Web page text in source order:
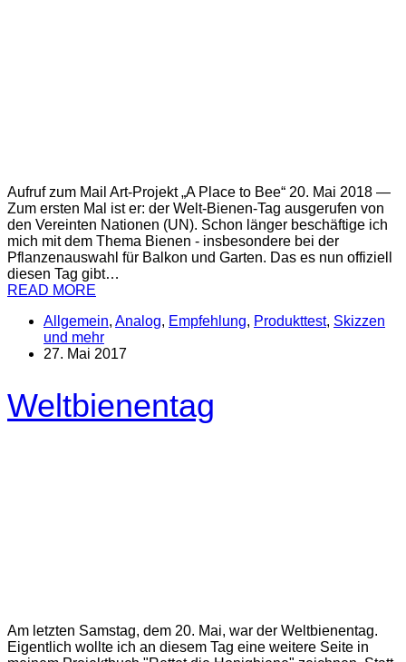
Aufruf zum Mail Art-Projekt „A Place to Bee“ 20. Mai 2018 —
Zum ersten Mal ist er: der Welt-Bienen-Tag ausgerufen von
den Vereinten Nationen (UN). Schon länger beschäftige ich
mich mit dem Thema Bienen - insbesondere bei der
Pflanzenauswahl für Balkon und Garten. Das es nun offiziell
diesen Tag gibt…
READ MORE
Allgemein, Analog, Empfehlung, Produkttest, Skizzen
und mehr
27. Mai 2017
Weltbienentag
Am letzten Samstag, dem 20. Mai, war der Weltbienentag.
Eigentlich wollte ich an diesem Tag eine weitere Seite in